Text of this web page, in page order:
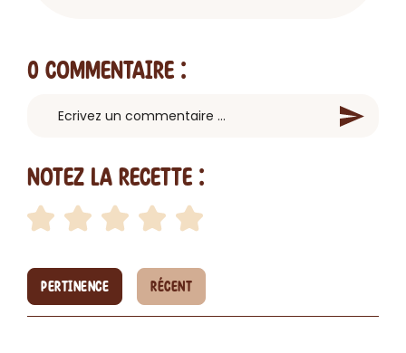
0 Commentaire :
Notez la recette :
PERTINENCE RÉCENT